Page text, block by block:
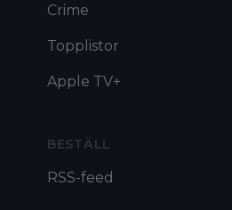
Crime
Topplistor
Apple TV+
BESTÄLL
RSS-feed